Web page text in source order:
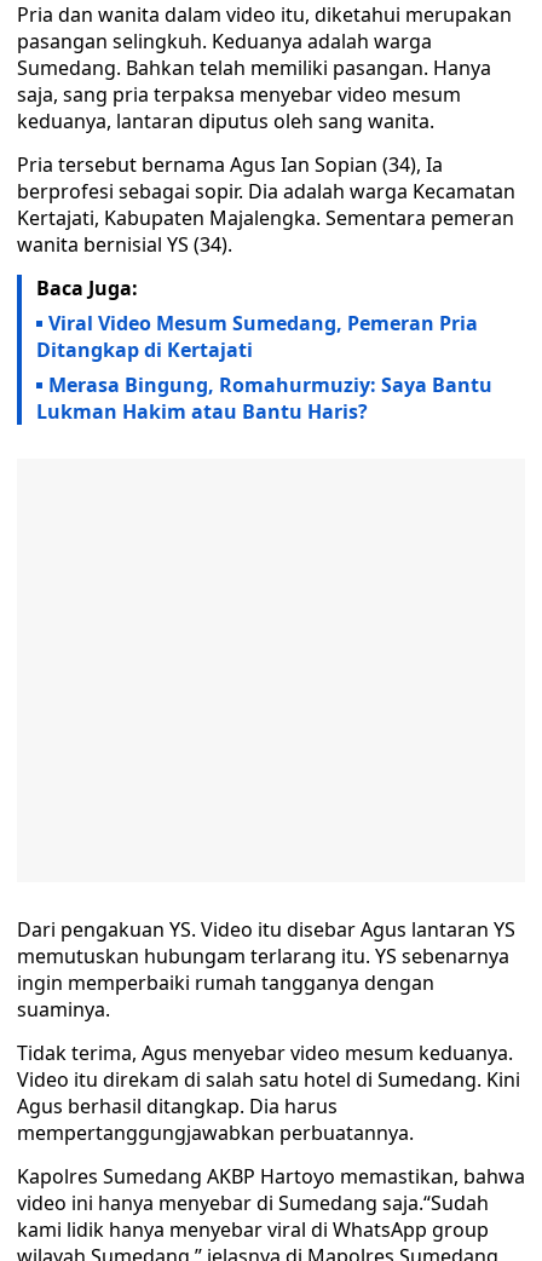
Pria dan wanita dalam video itu, diketahui merupakan
pasangan selingkuh. Keduanya adalah warga
Sumedang. Bahkan telah memiliki pasangan. Hanya
saja, sang pria terpaksa menyebar video mesum
keduanya, lantaran diputus oleh sang wanita.
Pria tersebut bernama Agus Ian Sopian (34), Ia
berprofesi sebagai sopir. Dia adalah warga Kecamatan
Kertajati, Kabupaten Majalengka. Sementara pemeran
wanita bernisial YS (34).
Baca Juga:
Viral Video Mesum Sumedang, Pemeran Pria
Ditangkap di Kertajati
Merasa Bingung, Romahurmuziy: Saya Bantu
Lukman Hakim atau Bantu Haris?
Dari pengakuan YS. Video itu disebar Agus lantaran YS
memutuskan hubungam terlarang itu. YS sebenarnya
ingin memperbaiki rumah tangganya dengan
suaminya.
Tidak terima, Agus menyebar video mesum keduanya.
Video itu direkam di salah satu hotel di Sumedang. Kini
Agus berhasil ditangkap. Dia harus
mempertanggungjawabkan perbuatannya.
Kapolres Sumedang AKBP Hartoyo memastikan, bahwa
video ini hanya menyebar di Sumedang saja.“Sudah
kami lidik hanya menyebar viral di WhatsApp group